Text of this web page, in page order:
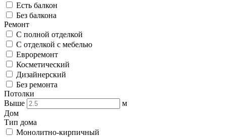
Есть балкон
Без балкона
Ремонт
С полной отделкой
С отделкой с мебелью
Евроремонт
Косметический
Дизайнерский
Без ремонта
Потолки
Выше
м
Дом
Тип дома
Монолитно-кирпичный